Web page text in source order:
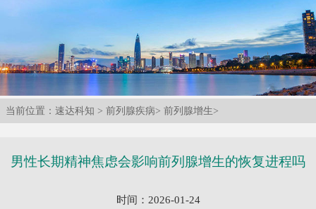
当前位置： 速达科知 > 前列腺疾病> 前列腺增生>
男性长期精神焦虑会影响前列腺增生的恢复进程吗
时间：2026-01-24